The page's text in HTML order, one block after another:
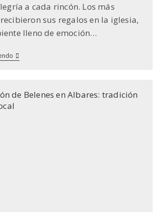
a cada rincón. Los más
sus regalos en la iglesia,
lleno de emoción…
La
Magia
Llenó
Albares